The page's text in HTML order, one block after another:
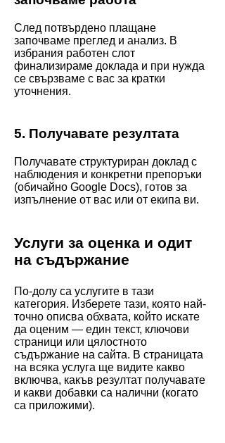
След потвърдено плащане
започваме преглед и анализ. В
избрания работен слот
финализираме доклада и при нужда
се свързваме с вас за кратки
уточнения.
5. Получавате резултата
Получавате структуриран доклад с
наблюдения и конкретни препоръки
(обичайно Google Docs), готов за
изпълнение от вас или от екипа ви.
Услуги за оценка и одит
на съдържание
По-долу са услугите в тази
категория. Изберете тази, която най-
точно описва обхвата, който искате
да оценим — един текст, ключови
страници или цялостното
съдържание на сайта. В страницата
на всяка услуга ще видите какво
включва, какъв резултат получавате
и какви добавки са налични (когато
са приложими).